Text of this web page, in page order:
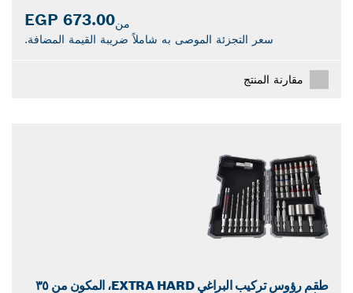
من673.00 EGP
سعر التجزئة الموصى به شاملاً ضريبة القيمة المضافة.
مقارنة المنتج
طقم رؤوس تركيب البراغي EXTRA HARD، المكون من ٣٥